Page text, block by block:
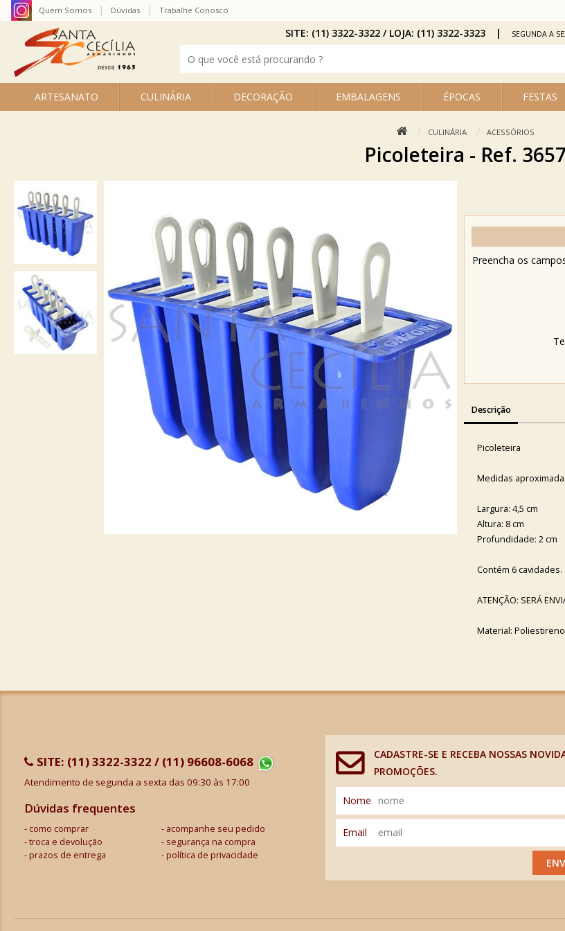
ARTESANATO CULINÁRIA DECORAÇÃO EMBALAGENS ÉPOCAS FESTAS
Quem Somos Dúvidas Trabalhe Conosco
SITE: (11) 3322-3322 / LOJA: (11) 3322-3323 SEGUNDA A
CULINÁRIA ACESSÓRIOS
Picoleteira - Ref. 3657
Preencha os
Descrição
Picoleteira
Medidas
Largura: 4,5 cm
Altura: 8 cm
Profundidade: 2 cm
Contém 6 cavidades.
ATENÇÃO: SERÁ
Material:
SITE: (11) 3322-3322 / (11) 96608-6068
Atendimento de segunda a sexta das 09:30 às 17:00
Dúvidas frequentes
como comprar
acompanhe seu pedido
troca e devolução
segurança na compra
prazos de entrega
política de privacidade
CADASTRE-SE E RECEBA NOSSAS
PROMOÇÕES.
Nome
Email